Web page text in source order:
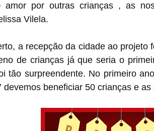
amor por outras crianças , as
Vilela.
a recepção da cidade ao projeto
de crianças já que seria o
tão surpreendente. No primeiro
devemos beneficiar 50 crianças e as